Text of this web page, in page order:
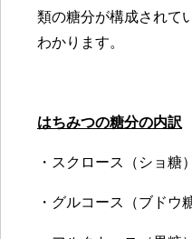
類の糖分が構成されて
わかります。
はちみつの糖分の内訳
・スクロース（ショ糖
・グルコース（ブドウ